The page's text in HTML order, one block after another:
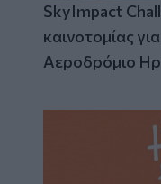
SkyImpact
καινοτομίας
Αεροδρόμιο